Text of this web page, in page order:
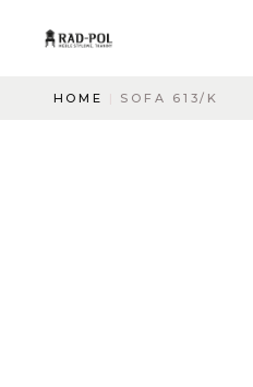
HOME SOFA 613/K